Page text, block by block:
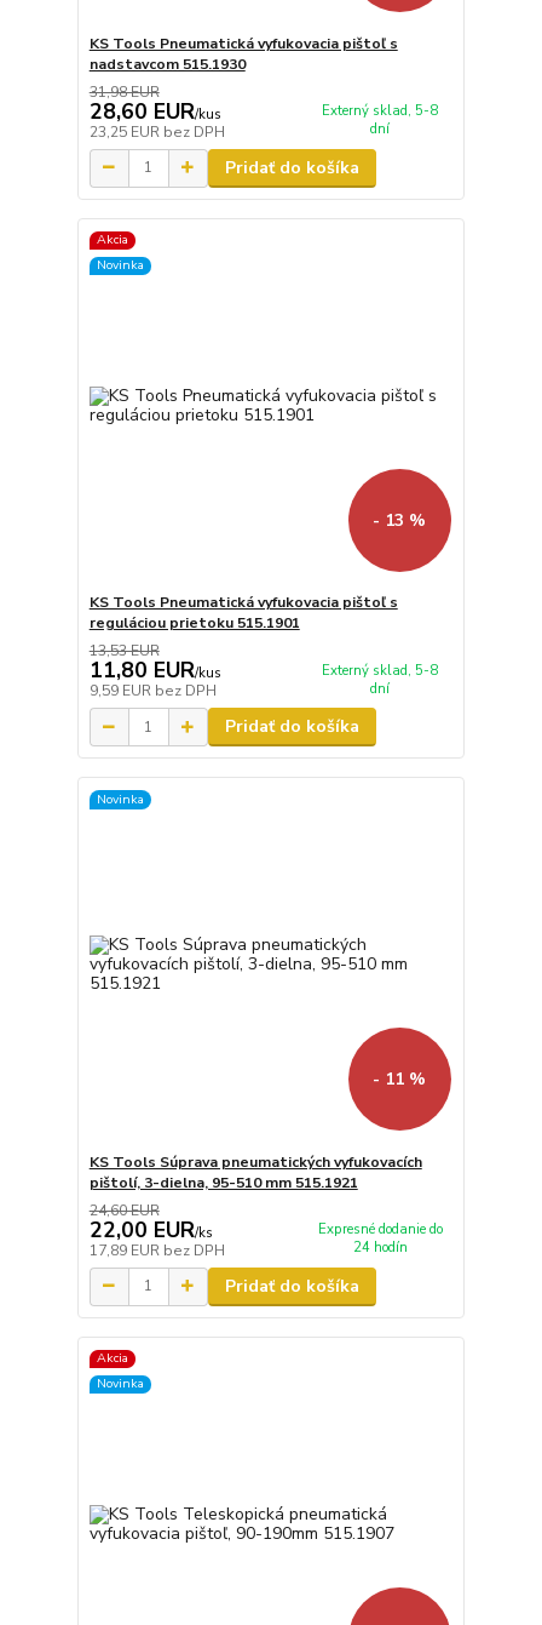
KS Tools Pneumatická vyfukovacia pištoľ s
nadstavcom 515.1930
31,98 EUR
28,60 EUR/kus
23,25 EUR bez DPH
Externý sklad, 5-8
dní
Pridať do košíka
Akcia
Novinka
- 13 %
KS Tools Pneumatická vyfukovacia pištoľ s
reguláciou prietoku 515.1901
13,53 EUR
11,80 EUR/kus
9,59 EUR bez DPH
Externý sklad, 5-8
dní
Pridať do košíka
Novinka
- 11 %
KS Tools Súprava pneumatických vyfukovacích
pištolí, 3-dielna, 95-510 mm 515.1921
24,60 EUR
22,00 EUR/ks
17,89 EUR bez DPH
Expresné dodanie do
24 hodín
Pridať do košíka
Akcia
Novinka